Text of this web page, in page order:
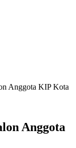
Anggota KIP Kota
Anggota